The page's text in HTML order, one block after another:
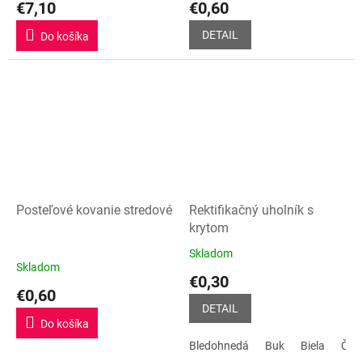
€7,10
Do košíka
€0,60
DETAIL
Posteľové kovanie stredové
Skladom
€0,60
Do košíka
Rektifikačný uholník s
krytom
Priemerné
produktu
5
Skladom
€0,30
DETAIL
Bledohnedá Buk Biela